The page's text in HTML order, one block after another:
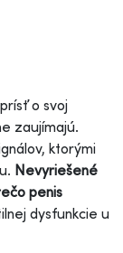
o svoj
zaujímajú.
ktorými
Nevyriešené
penis
dysfunkcie u